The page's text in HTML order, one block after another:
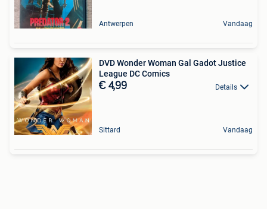
Antwerpen Vandaag
DVD Wonder Woman Gal Gadot Justice
League DC Comics
€ 4,99 Details
Sittard Vandaag